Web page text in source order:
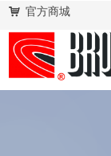
낙 官方商城